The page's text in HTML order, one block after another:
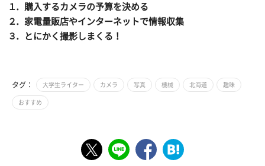
１．購入するカメラの予算を決める
２．家電量販店やインターネットで情報収集
３．とにかく撮影しまくる！
タグ： 大学生ライター カメラ 写真 機械 北海道 趣味
おすすめ